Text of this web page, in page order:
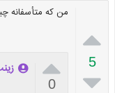

5

من که متأسفانه

0